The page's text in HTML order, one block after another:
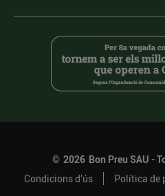
© 2026 Bon Preu SAU -
Condicions d’ús
Política de